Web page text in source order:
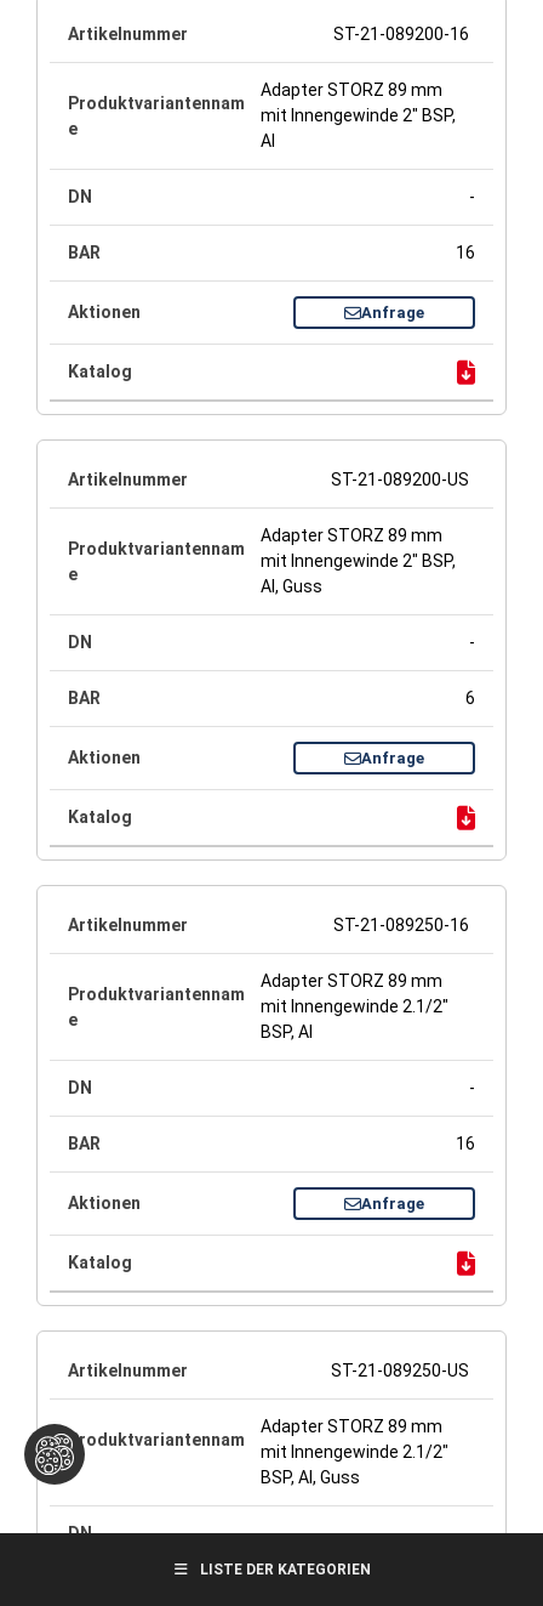
ST-21-089200-16
Adapter STORZ 89 mm
mit Innengewinde 2" BSP,
Al
-
16
Anfrage
ST-21-089200-US
Adapter STORZ 89 mm
mit Innengewinde 2" BSP,
Al, Guss
-
6
Anfrage
ST-21-089250-16
Adapter STORZ 89 mm
mit Innengewinde 2.1/2"
BSP, Al
-
16
Anfrage
ST-21-089250-US
Adapter STORZ 89 mm
mit Innengewinde 2.1/2"
BSP, Al, Guss
-
LISTE DER KATEGORIEN